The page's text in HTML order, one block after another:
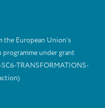
European Union’s
under grant
TRANSFORMATIONS-